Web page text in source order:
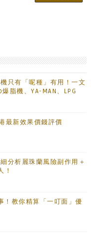
只有「呢種」有用！一文
脂機、YA-MAN、LPG
最新效果價錢評價
分析麗珠蘭風險副作用＋
！
！教你精算「一叮面」優